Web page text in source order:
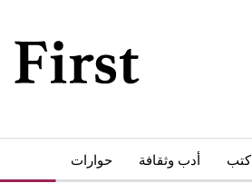
كتب أدب وثقافة حوارات